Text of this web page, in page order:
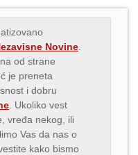
Novine
od strane
je preneta
i dobru
. Ukoliko vest
vređa nekog, ili
Vas da nas o
kako bismo